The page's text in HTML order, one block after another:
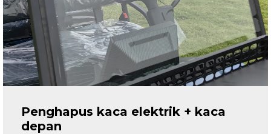
Penghapus kaca elektrik + kaca
depan